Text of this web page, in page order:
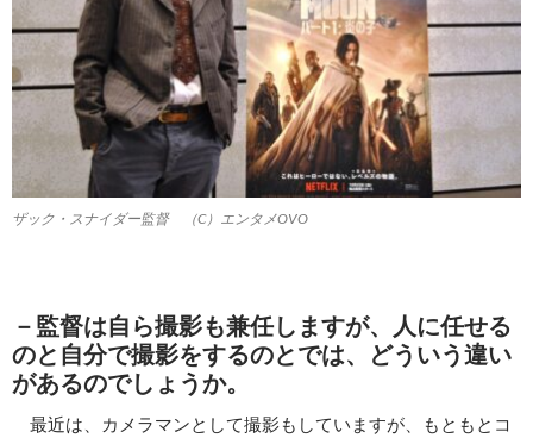
ザック・スナイダー監督 （C）エンタメOVO
－監督は自ら撮影も兼任しますが、人に任せる
のと自分で撮影をするのとでは、どういう違い
があるのでしょうか。
最近は、カメラマンとして撮影もしていますが、もともとコ